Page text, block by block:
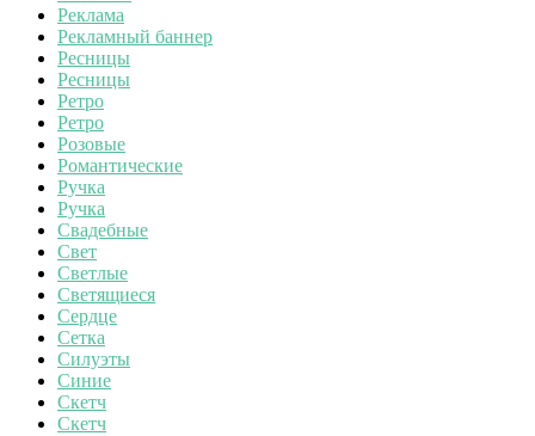
Реклама
Рекламный баннер
Ресницы
Ресницы
Ретро
Ретро
Розовые
Романтические
Ручка
Ручка
Свадебные
Свет
Светлые
Светящиеся
Сердце
Сетка
Силуэты
Синие
Скетч
Скетч